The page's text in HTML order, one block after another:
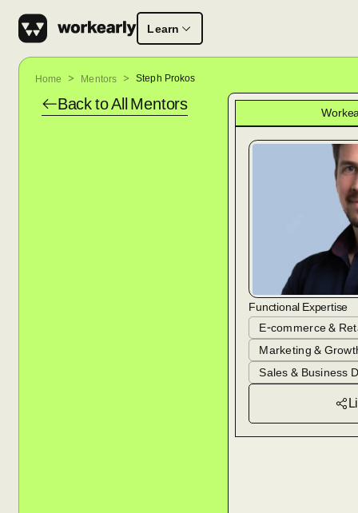
Learn
Home Mentors Steph Prokos
Back to AllMentors
Functional Expertise
E-commerce &
Marketing &
Sales & Business